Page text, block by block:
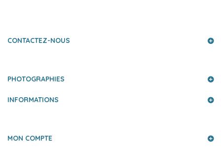
CONTACTEZ-NOUS
PHOTOGRAPHIES
INFORMATIONS
MON COMPTE